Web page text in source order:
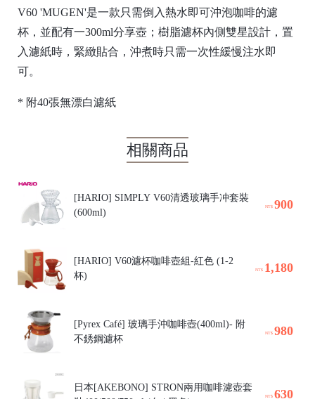
V60 'MUGEN'是一款只需倒入熱水即可沖泡咖啡的濾
杯，並配有一300ml分享壺； 樹脂濾杯內側雙星設計，置
入濾紙時，緊緻貼合，沖煮時只需一次性緩慢注水即
可。
* 附40張無漂白濾紙
相關商品
NT$ 900
[HARIO] SIMPLY V60清透玻璃手冲套裝
(600ml)
NT$ 1,180
[HARIO] V60濾杯咖啡壺組-紅色 (1-2
杯)
NT$ 980
[Pyrex Café] 玻璃手沖咖啡壺(400ml)- 附
不銹鋼濾杯
NT$ 630
日本[AKEBONO] STRON兩用咖啡濾壺套